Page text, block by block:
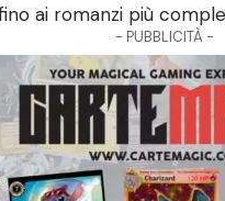
ai romanzi più
- PUBBLICITÀ -